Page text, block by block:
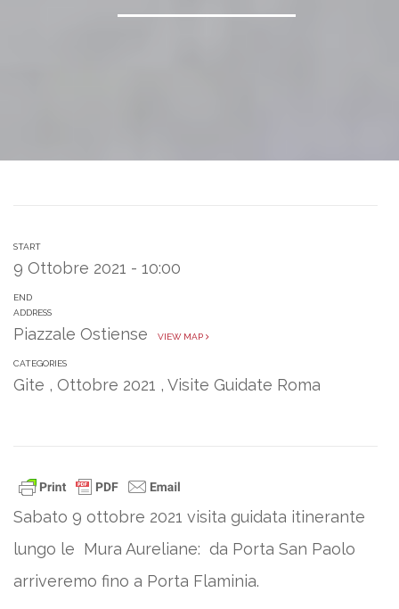
START
9 Ottobre 2021 - 10:00
END
ADDRESS
Piazzale Ostiense VIEW MAP
CATEGORIES
Gite , Ottobre 2021 , Visite Guidate Roma
Sabato 9 ottobre 2021 visita guidata itinerante
lungo le Mura Aureliane: da Porta San Paolo
arriveremo fino a Porta Flaminia.